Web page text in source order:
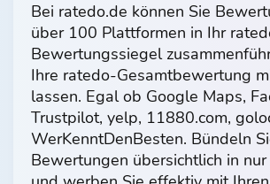
Bei ratedo.de können Sie
über 100 Plattformen in Ihr
Bewertungs­siegel
Ihre ratedo-Gesamtbewertung
lassen. Egal ob Google Maps,
Trustpilot, yelp, 11880.com,
WerKennt­DenBesten. Bündeln
Bewertungen übersichtlich in